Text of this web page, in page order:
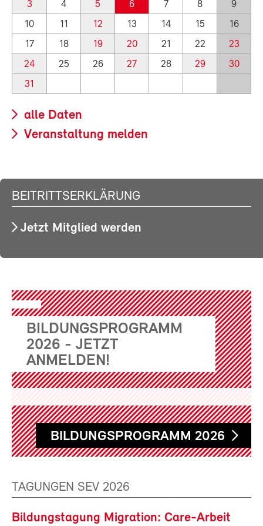
3 4 5 6 7 8
9
10
11 12 13 14 15
16
17
18 19 20 21 22
23
24
25 26 27 28 29
30
31
alle Daten
Veranstaltung melden
BEITRITTSERKLÄRUNG
Jetzt Mitglied werden
BILDUNGSPROGRAMM
2026 - JETZT
ANMELDEN!
BILDUNGSPROGRAMM 2026
TAGUNGEN SEV 2026
Bildungstagung Migration: Care-Arbeit